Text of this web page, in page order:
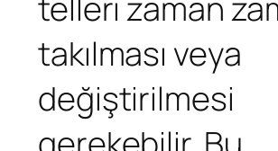
telleri zaman
takılması veya
değiştirilmesi